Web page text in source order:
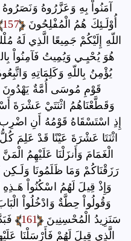
آمَنُواْ بِهِ وَعَزَّرُوهُ وَنَصَرُوهُ
أُوْلَـئِكَ هُمُ الْمُفْلِحُونَ 157
اللّهِ إِلَيْكُمْ جَمِيعًا الَّذِي لَهُ
هُوَ يُحْيِـي وَيُمِيتُ فَآمِنُواْ
يُؤْمِنُ بِاللّهِ وَكَلِمَاتِهِ
قَوْمِ مُوسَى أُمَّةٌ يَهْدُونَ
وَقَطَّعْنَاهُمُ اثْنَتَيْ عَشْرَةَ
إِذِ اسْتَسْقَاهُ قَوْمُهُ أَنِ
اثْنَتَا عَشْرَةَ عَيْنًا قَدْ عَلِمَ
الْغَمَامَ وَأَنزَلْنَا عَلَيْهِمُ
رَزَقْنَاكُمْ وَمَا ظَلَمُونَا
وَإِذْ قِيلَ لَهُمُ اسْكُنُواْ
وَقُولُواْ حِطَّةٌ وَادْخُلُواْ
سَنَزِيدُ الْمُحْسِنِينَ
161
الَّذِي قِيلَ لَهُمْ فَأَرْسَلْنَا